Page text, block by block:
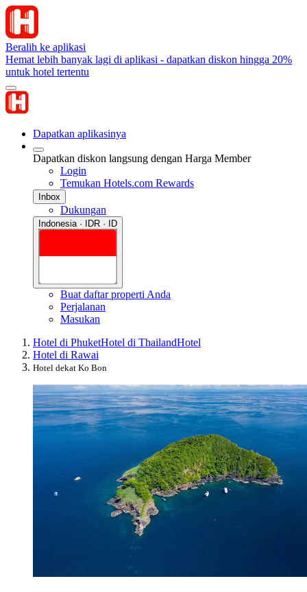
Beralih ke aplikasi
Hemat lebih banyak lagi di aplikasi - dapatkan diskon hingga 20%
untuk hotel tertentu
Dapatkan aplikasinya
Dapatkan diskon langsung dengan Harga Member
Login
Temukan Hotels.com Rewards
Inbox
Dukungan
Indonesia · IDR · ID
Buat daftar properti Anda
Perjalanan
Masukan
Hotel di PhuketHotel di ThailandHotel
Hotel di Rawai
Hotel dekat Ko Bon